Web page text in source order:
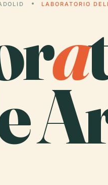
LABORATORIO
a